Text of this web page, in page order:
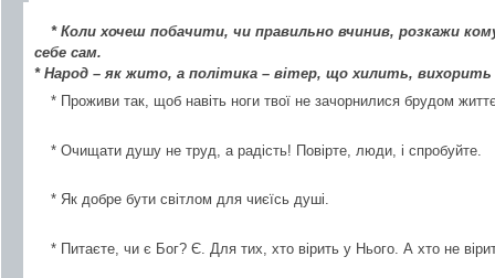
* Коли хочеш побачити, чи правильно вчинив, розкажи
себе сам.
* Народ – як жито, а політика – вітер, що хилить, вихорить
* Проживи так, щоб навіть ноги твої не зачорнилися брудом
* Очищати душу не труд, а радість! Повірте, люди, і спробуйте.
* Як добре бути світлом для чиєїсь душі.
* Питаєте, чи є Бог? Є. Для тих, хто вірить у Нього. А хто не